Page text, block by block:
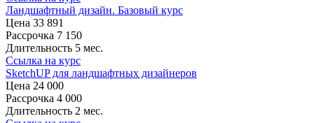
Ландшафтный дизайн. Базовый курс
Цена 33 891
Рассрочка 7 150
Длительность 5 мес.
Ссылка на курс
SketchUP для ландшафтных дизайнеров
Цена 24 000
Рассрочка 4 000
Длительность 2 мес.